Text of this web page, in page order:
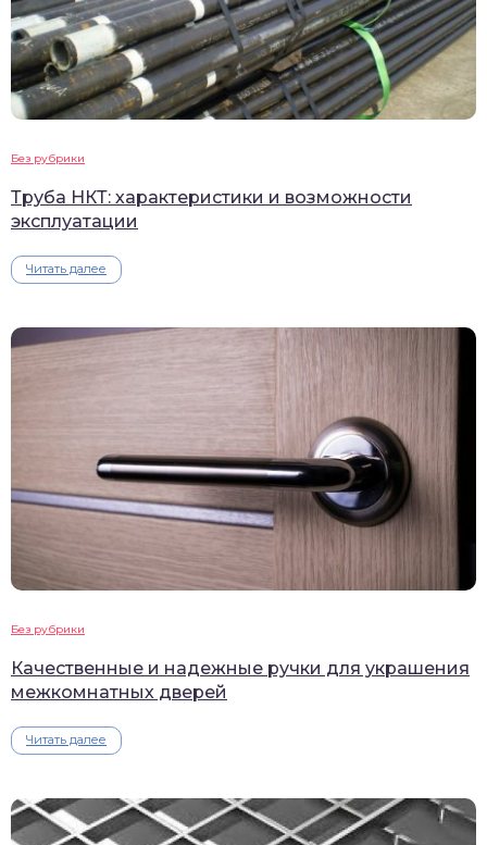
Без рубрики
Труба НКТ: характеристики и возможности
эксплуатации
Читать далее
Без рубрики
Качественные и надежные ручки для украшения
межкомнатных дверей
Читать далее